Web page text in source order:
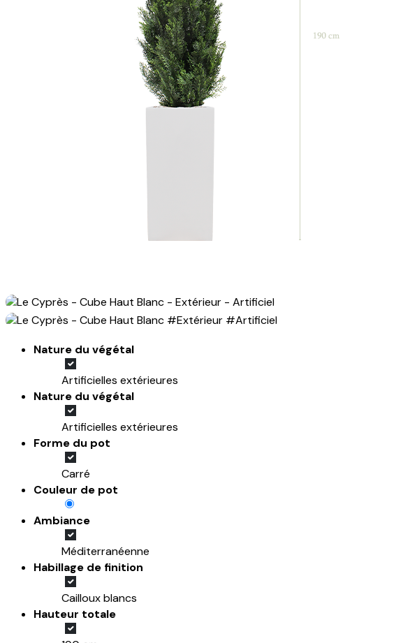
Nature du végétal
Artificielles extérieures
Nature du végétal
Artificielles extérieures
Forme du pot
Carré
Couleur de pot
Ambiance
Méditerranéenne
Habillage de finition
Cailloux blancs
Hauteur totale